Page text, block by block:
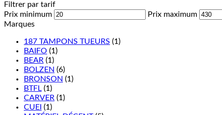
Filtrer par tarif
Prix minimum
Prix maximum
Marques
187 TAMPONS TUEURS (1)
BAIFO (1)
BEAR (1)
BOLZEN (6)
BRONSON (1)
BTFL (1)
CARVER (1)
CUEI (1)